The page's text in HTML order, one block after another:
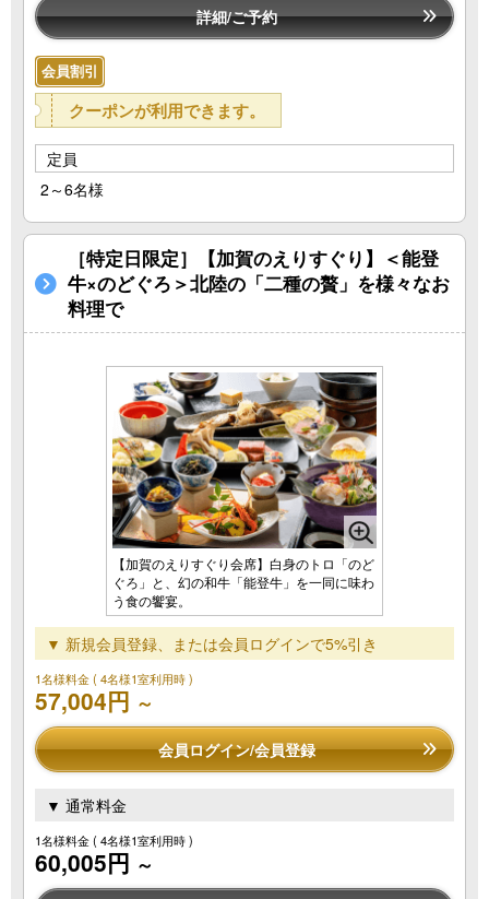
詳細/ご予約
会員割引
クーポンが利用できます。
定員
2～6名様
［特定日限定］【加賀のえりすぐり】＜能登
牛×のどぐろ＞北陸の「二種の贅」を様々なお
料理で
【加賀のえりすぐり会席】白身のトロ「のど
ぐろ」と、幻の和牛「能登牛」を一同に味わ
う食の饗宴。
▼ 新規会員登録、または会員ログインで5%引き
1名様料金( 4名様1室利用時 )
57,004円 ～
会員ログイン/会員登録
▼ 通常料金
1名様料金( 4名様1室利用時 )
60,005円 ～